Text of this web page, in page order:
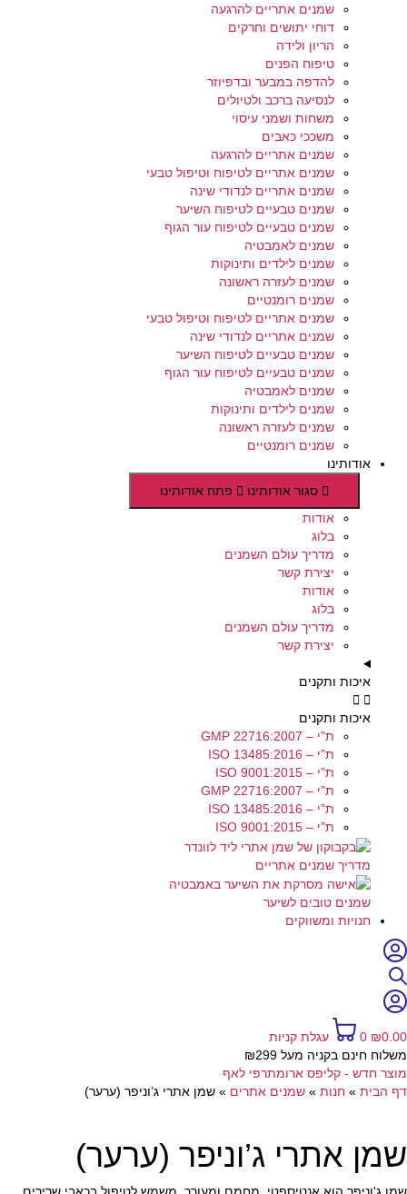
שמנים אתריים להרגעה
דוחי יתושים וחרקים
הריון ולידה
טיפוח הפנים
להדפה במבער ובדפיוזר
לנסיעה ברכב ולטיולים
משחות ושמני עיסוי
משככי כאבים
שמנים אתריים להרגעה
שמנים אתריים לטיפוח וטיפול טבעי
שמנים אתריים לנדודי שינה
שמנים טבעיים לטיפוח השיער
שמנים טבעיים לטיפוח עור הגוף
שמנים לאמבטיה
שמנים לילדים ותינוקות
שמנים לעזרה ראשונה
שמנים רומנטיים
שמנים אתריים לטיפוח וטיפול טבעי
שמנים אתריים לנדודי שינה
שמנים טבעיים לטיפוח השיער
שמנים טבעיים לטיפוח עור הגוף
שמנים לאמבטיה
שמנים לילדים ותינוקות
שמנים לעזרה ראשונה
שמנים רומנטיים
אודותינו
סגור אודותינו
פתח אודותינו
אודות
בלוג
מדריך עולם השמנים
יצירת קשר
אודות
בלוג
מדריך עולם השמנים
יצירת קשר
איכות ותקנים
איכות ותקנים
ת”י – GMP 22716:2007
ת”י – ISO 13485:2016
ת”י – ISO 9001:2015
ת”י – GMP 22716:2007
ת”י – ISO 13485:2016
ת”י – ISO 9001:2015
מדריך שמנים אתריים
שמנים טובים לשיער
חנויות ומשווקים
₪0.00
0
עגלת קניות
משלוח חינם בקניה מעל ₪299
מוצר חדש - קליפס ארומתרפי לאף
דף הבית » חנות » שמנים אתרים » שמן אתרי ג’וניפר (ערער)
שמן אתרי ג’וניפר (ערער)